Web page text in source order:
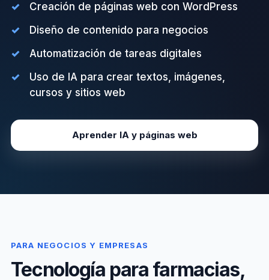
Creación de páginas web con WordPress
Diseño de contenido para negocios
Automatización de tareas digitales
Uso de IA para crear textos, imágenes,
cursos y sitios web
Aprender IA y páginas web
PARA NEGOCIOS Y EMPRESAS
Tecnología para farmacias,